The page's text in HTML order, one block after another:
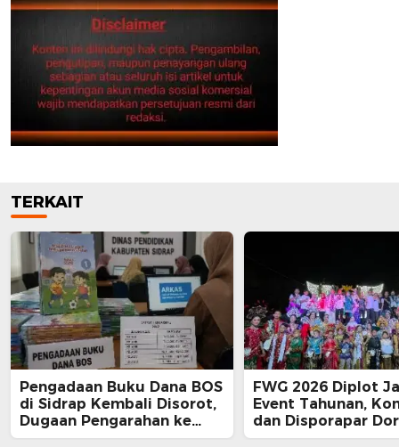
TERKAIT
Pengadaan Buku Dana BOS
di Sidrap Kembali Disorot,
Dugaan Pengarahan ke
Penyedia Tertentu hingga
FWG 2026 Diplot
Event Tahunan,
dan Disporapar
Lahirnya Wastra